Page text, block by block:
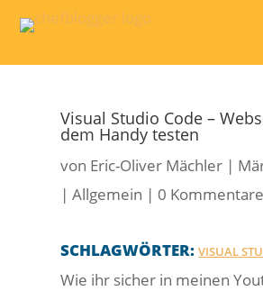
Visual Studio Code –
dem Handy testen
von Eric-Oliver Mächler |
|Allgemein | 0 Kommentare
SCHLAGWÖRTER:VISUAL
Wie ihr sicher in meinen